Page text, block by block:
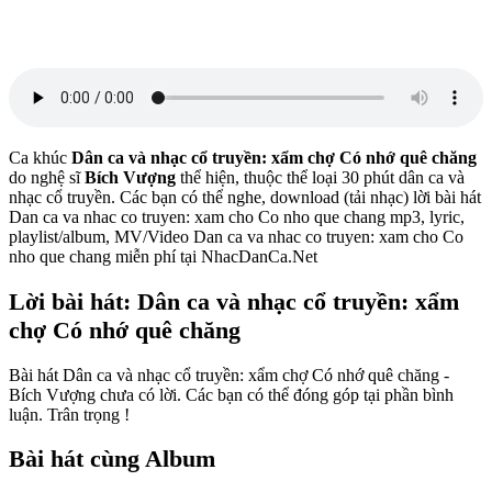
Ca khúc Dân ca và nhạc cổ truyền: xẩm chợ Có nhớ quê chăng
do nghệ sĩBích Vượng thể hiện, thuộc thể loại 30 phút dân ca và
nhạc cổ truyền. Các bạn có thể nghe, download (tải nhạc) lời bài hát
Dan ca va nhac co truyen: xam cho Co nho que chang mp3, lyric,
playlist/album, MV/Video Dan ca va nhac co truyen: xam cho Co
nho que chang miễn phí tại NhacDanCa.Net
Lời bài hát: Dân ca và nhạc cổ truyền: xẩm
chợ Có nhớ quê chăng
Bài hát Dân ca và nhạc cổ truyền: xẩm chợ Có nhớ quê chăng -
Bích Vượng chưa có lời. Các bạn có thể đóng góp tại phần bình
luận. Trân trọng !
Bài hát cùng Album